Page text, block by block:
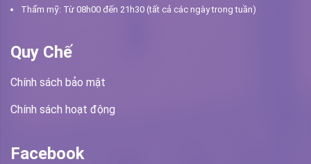
Thẩm mỹ: Từ 08h00 đến 21h30 (tất cả các ngày trong tuần)
Quy Chế
Chính sách bảo mật
Chính sách hoạt động
Facebook